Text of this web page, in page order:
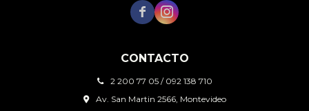
CONTACTO
2 200 77 05 / 092 138 710
Av. San Martin 2566, Montevideo
 